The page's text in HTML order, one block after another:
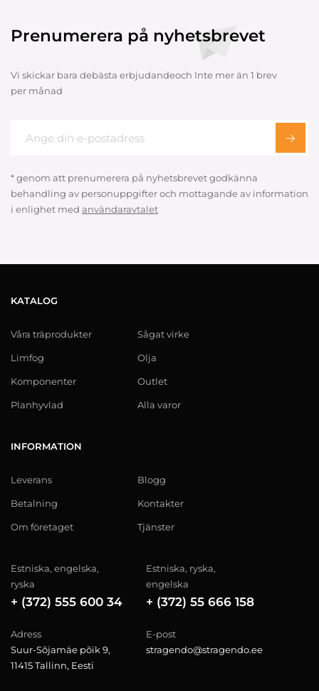
Prenumerera på nyhetsbrevet
Vi skickar bara debästa erbjudandeoch Inte mer än 1 brev
per månad
* genom att prenumerera på nyhetsbrevet godkänna
behandling av personuppgifter och mottagande av information
i enlighet med användaravtalet
KATALOG
Våra träprodukter
Limfog
Komponenter
Planhyvlad
Sågat virke
Olja
Outlet
Alla varor
INFORMATION
Leverans
Betalning
Om företaget
Blogg
Kontakter
Tjänster
Estniska, engelska,
ryska
+ (372) 555 600 34
Estniska, ryska,
engelska
+ (372) 55 666 158
Adress
Suur-Sõjamäe põik 9,
11415 Tallinn, Eesti
E-post
stragendo@stragendo.ee